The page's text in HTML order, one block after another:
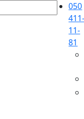
050
11-
81